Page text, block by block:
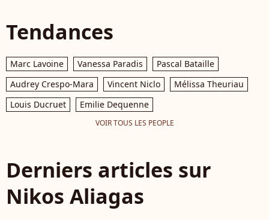
Tendances
Marc Lavoine Vanessa Paradis
Pascal Bataille
Audrey Crespo-Mara
Vincent Niclo
Mélissa Theuriau
Louis Ducruet
Emilie Dequenne
VOIR TOUS LES PEOPLE
Derniers articles sur
Nikos Aliagas